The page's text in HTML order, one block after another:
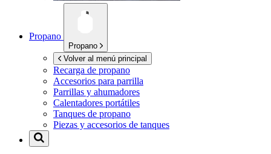
Propano
Propano
Volver al menú principal
Recarga de propano
Accesorios para parrilla
Parrillas y ahumadores
Calentadores portátiles
Tanques de propano
Piezas y accesorios de tanques